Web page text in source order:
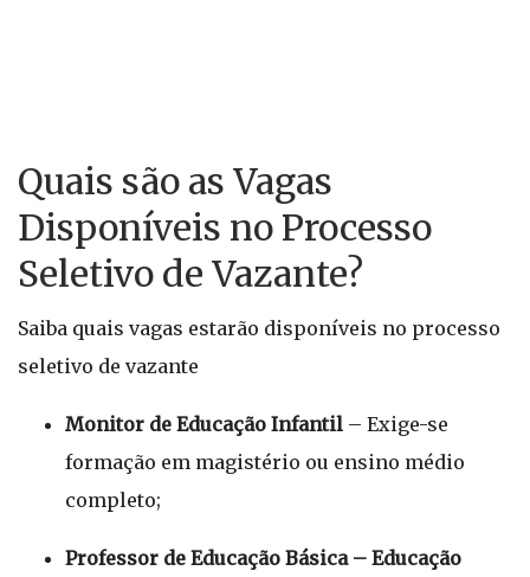
Quais são as Vagas
Disponíveis no Processo
Seletivo de Vazante?
Saiba quais vagas estarão disponíveis no processo
seletivo de vazante
Monitor de Educação Infantil – Exige-se
formação em magistério ou ensino médio
completo;
Professor de Educação Básica – Educação